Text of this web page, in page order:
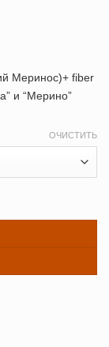
Меринос)+ fiber
и “Мерино”
ОЧИСТИТЬ